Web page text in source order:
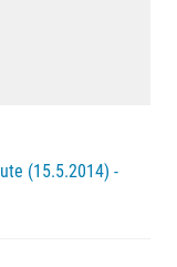
(15.5.2014) -